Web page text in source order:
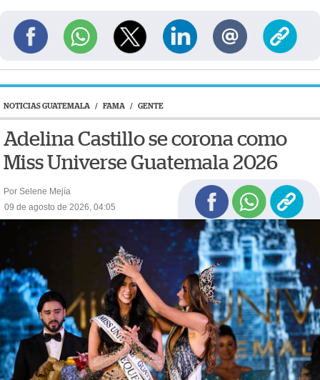
NOTICIAS GUATEMALA / FAMA / GENTE
Adelina Castillo se corona como
Miss Universe Guatemala 2026
Por Selene Mejía
09 de agosto de 2026, 04:05